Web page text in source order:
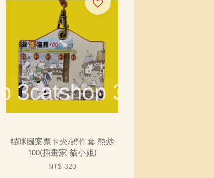
貓咪圖案票卡夾/證件套-熱炒
100(插畫家-貓小姐)
NT$ 320